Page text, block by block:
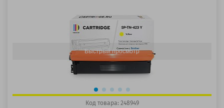
Быстрый просмотр
Код товара: 248949